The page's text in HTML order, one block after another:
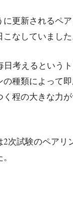
に更新されるペ
なしていました
日考えるという
の種類によって
程の大きな力
2次試験のペアリ